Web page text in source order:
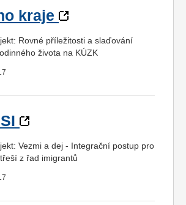
kraje
Rovné příležitosti a slaďování
života na KÚZK
Vezmi a dej - Integrační postup pro
z řad imigrantů